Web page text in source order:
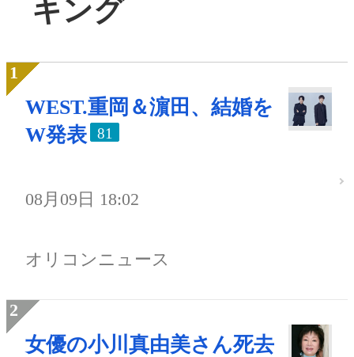
キング
WEST.重岡＆濵田、結婚を
W発表
81
08月09日 18:02
オリコンニュース
女優の小川真由美さん死去